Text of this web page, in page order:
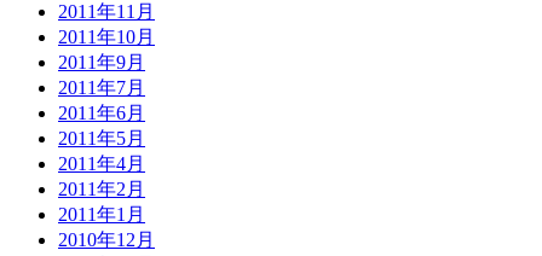
2011年11月
2011年10月
2011年9月
2011年7月
2011年6月
2011年5月
2011年4月
2011年2月
2011年1月
2010年12月